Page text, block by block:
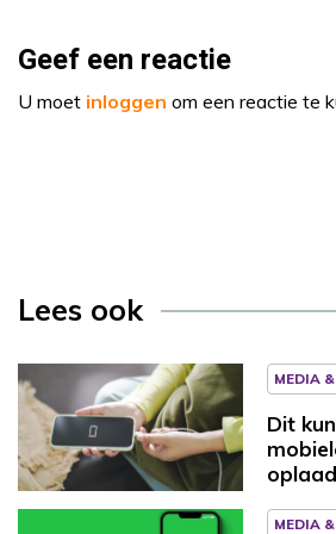
Geef een reactie
U moet inloggen om een reactie te
Lees ook
MEDIA
Dit
MEDIA